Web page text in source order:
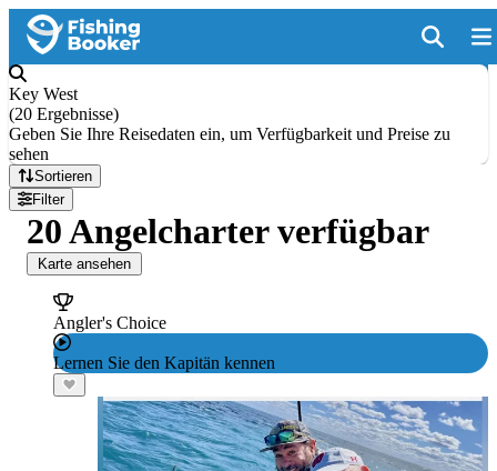
Key West
(20 Ergebnisse)
Geben Sie Ihre Reisedaten ein, um Verfügbarkeit und Preise zu
sehen
Sortieren
Filter
20 Angelcharter verfügbar
Karte ansehen
Angler's Choice
Lernen Sie den Kapitän kennen